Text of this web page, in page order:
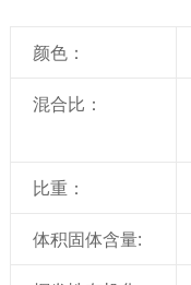
颜色：
混合比：
比重：
体积固体含量: